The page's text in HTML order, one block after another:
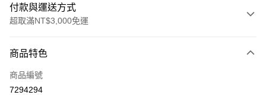
付款與運送方式
超取滿NT$3,000免運
信用卡一次付款
信用卡分期付款
商品特色
商品編號
7294294